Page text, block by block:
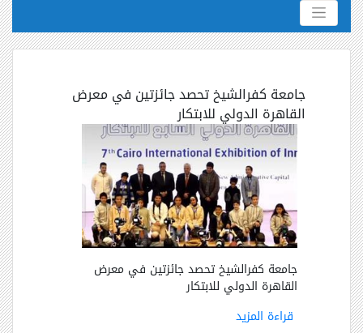
جامعة كفرالشيخ تحصد جائزتين في معرض
القاهرة الدولي للابتكار
جامعة كفرالشيخ تحصد جائزتين في معرض
القاهرة الدولي للابتكار
قراءة المزيد